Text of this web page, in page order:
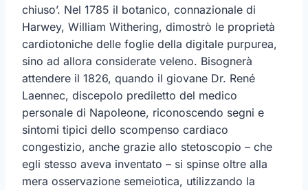
chiuso’. Nel 1785 il botanico, connazionale di
Harwey, William Withering, dimostrò le proprietà
cardiotoniche delle foglie della digitale purpurea,
sino ad allora considerate veleno. Bisognerà
attendere il 1826, quando il giovane Dr. René
Laennec, discepolo prediletto del medico
personale di Napoleone, riconoscendo segni e
sintomi tipici dello scompenso cardiaco
congestizio, anche grazie allo stetoscopio – che
egli stesso aveva inventato – si spinse oltre alla
mera osservazione semeiotica, utilizzando la